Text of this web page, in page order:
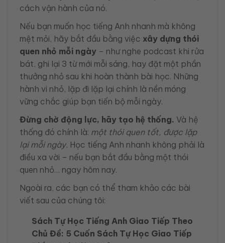
cách vận hành của nó.
Nếu bạn muốn học tiếng Anh nhanh mà không
mệt mỏi, hãy bắt đầu bằng việc xây dựng thói
quen nhỏ mỗi ngày – như nghe podcast khi rửa
bát, ghi lại 3 từ mới mỗi sáng, hay đặt một phần
thưởng nhỏ sau khi hoàn thành bài học. Những
hành vi nhỏ, lặp đi lặp lại chính là nền móng
vững chắc giúp bạn tiến bộ mỗi ngày.
Đừng chờ động lực, hãy tạo hệ thống. Và hệ
thống đó chính là: một thói quen tốt, được lặp
lại mỗi ngày. Học tiếng Anh nhanh không phải là
điều xa vời – nếu bạn bắt đầu bằng một thói
quen nhỏ… ngay hôm nay.
Ngoài ra, các bạn có thể tham khảo các bài
viết sau của chúng tôi:
Sách Tự Học Tiếng Anh Giao Tiếp Theo
Chủ Đề: 5 Cuốn Sách Tự Học Giao Tiếp